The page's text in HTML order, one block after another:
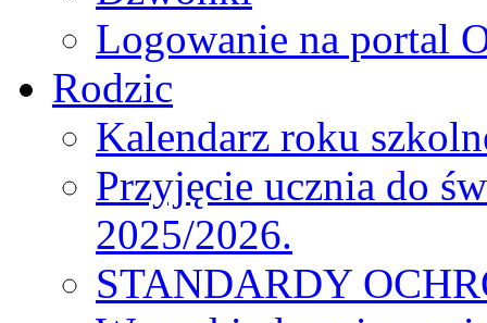
Logowanie na portal
Rodzic
Kalendarz roku
Przyjęcie ucznia do
2025/2026.
STANDARDY